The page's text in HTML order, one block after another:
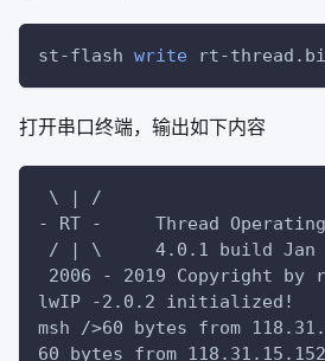
st-flash write rt-
打开串口终端，输出如下内容
\ | /
- RT -     Thread Operating
/ | \     4.0.1 build Jan
2006 - 2019 Copyright by
lwIP -2.0.2 initialized!
msh />60 bytes from
60 bytes from